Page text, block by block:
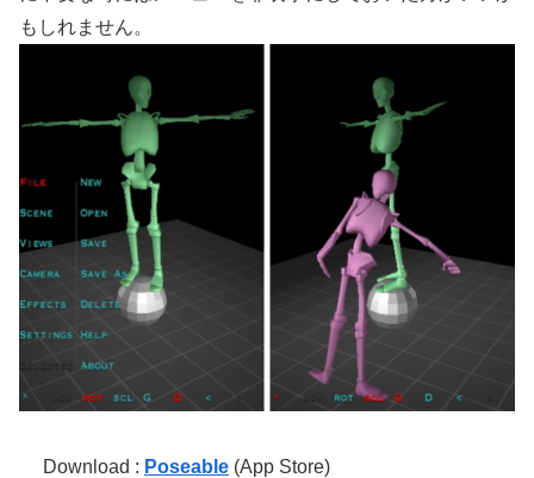
もしれません。
Download : Poseable (App Store)